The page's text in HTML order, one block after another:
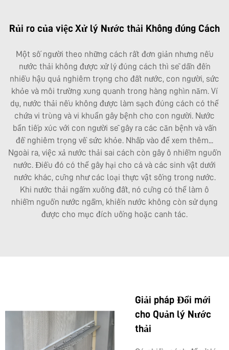
Rủi ro của việc Xử lý Nước thải Không đúng Cách
Một số người theo những cách rất đơn giản nhưng nếu
nước thải không được xử lý đúng cách thì sẽ dẫn đến
nhiều hậu quả nghiêm trọng cho đất nước, con người, sức
khỏe và môi trường xung quanh trong hàng nghìn năm. Ví
dụ, nước thải nếu không được làm sạch đúng cách có thể
chứa vi trùng và vi khuẩn gây bệnh cho con người. Nước
bẩn tiếp xúc với con người sẽ gây ra các căn bệnh và vấn
đề nghiêm trọng về sức khỏe. Nhấp vào để xem thêm...
Ngoài ra, việc xả nước thải sai cách còn gây ô nhiễm nguồn
nước. Điều đó có thể gây hại cho cá và các sinh vật dưới
nước khác, cũng như các loại thực vật sống trong nước.
Khi nước thải ngấm xuống đất, nó cũng có thể làm ô
nhiễm nguồn nước ngầm, khiến nước không còn sử dụng
được cho mục đích uống hoặc canh tác.
Giải pháp Đổi mới
cho Quản lý Nước
thải